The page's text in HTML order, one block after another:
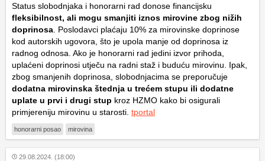
Status slobodnjaka i honorarni rad donose financijsku
fleksibilnost, ali mogu smanjiti iznos mirovine zbog nižih
doprinosa . Poslodavci plaćaju 10% za mirovinske doprinose
kod autorskih ugovora, što je upola manje od doprinosa iz
radnog odnosa. Ako je honorarni rad jedini izvor prihoda,
uplaćeni doprinosi utječu na radni staž i buduću mirovinu. Ipak,
zbog smanjenih doprinosa, slobodnjacima se preporučuje
dodatna mirovinska štednja u trećem stupu ili dodatne
uplate u prvi i drugi stup kroz HZMO kako bi osigurali
primjereniju mirovinu u starosti. tportal
honorarni posao mirovina
29.08.2024. (18:00)